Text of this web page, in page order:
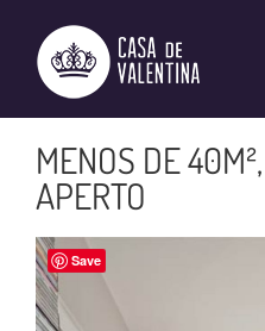
conteúdo
MENOS DE
APERTO
Save